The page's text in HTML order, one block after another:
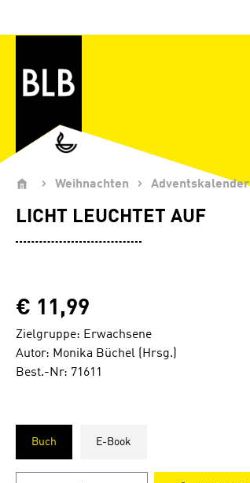
Weihnachten Adventskalender
LICHT LEUCHTET AUF
€ 11,99
Zielgruppe: Erwachsene
Autor: Monika Büchel (Hrsg.)
Best.-Nr: 71611
Buch E-Book